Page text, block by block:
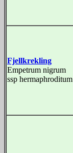
Fjellkrekling
Empetrum nigrum
ssp hermaphroditum